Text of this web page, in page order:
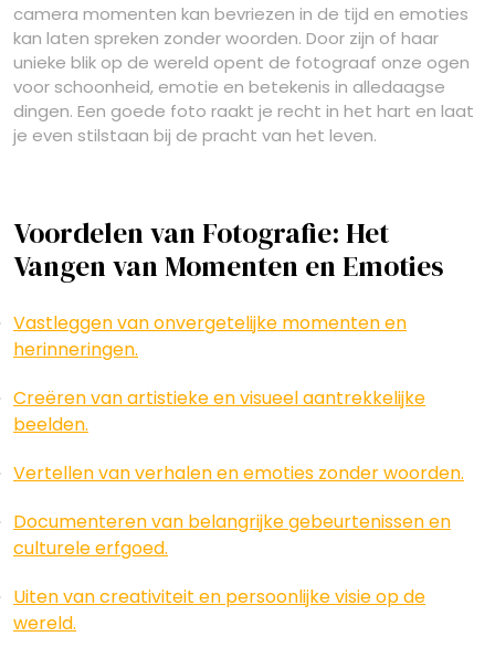
camera momenten kan bevriezen in de tijd en emoties
kan laten spreken zonder woorden. Door zijn of haar
unieke blik op de wereld opent de fotograaf onze ogen
voor schoonheid, emotie en betekenis in alledaagse
dingen. Een goede foto raakt je recht in het hart en laat
je even stilstaan bij de pracht van het leven.
Voordelen van Fotografie: Het
Vangen van Momenten en Emoties
Vastleggen van onvergetelijke momenten en
herinneringen.
Creëren van artistieke en visueel aantrekkelijke
beelden.
Vertellen van verhalen en emoties zonder woorden.
Documenteren van belangrijke gebeurtenissen en
culturele erfgoed.
Uiten van creativiteit en persoonlijke visie op de
wereld.